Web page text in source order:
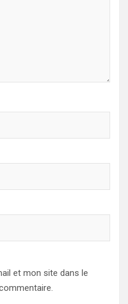
et mon site dans le